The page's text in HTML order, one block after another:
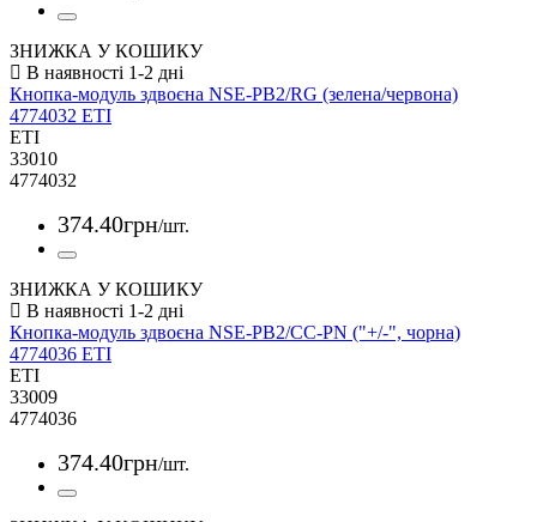
ЗНИЖКА У КОШИКУ
Кнопка-модуль здвоєна NSE-PB2/RG (зелена/червона)
4774032 ETI
ETI
33010
4774032
374.40грн/шт.
ЗНИЖКА У КОШИКУ
Кнопка-модуль здвоєна NSE-PB2/CC-PN ("+/-", чорна)
4774036 ETI
ETI
33009
4774036
374.40грн/шт.